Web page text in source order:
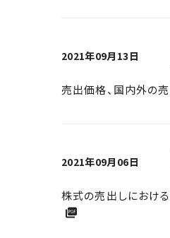
2021年09月13日
売出価格、国内外の
2021年09月06日
株式の売出しにおけ